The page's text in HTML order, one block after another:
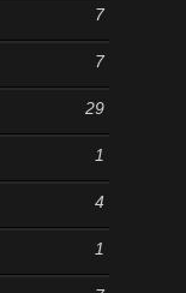
7
7
29
1
4
1